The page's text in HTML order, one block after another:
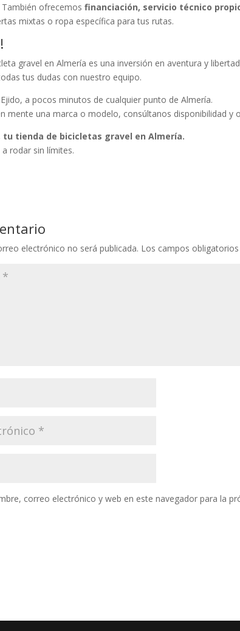
También ofrecemosfinanciación, servicio técnico
mixtas o ropa específica para tus rutas.
gravel en Almería es una inversión en aventura y
tus dudas con nuestro equipo.
a pocos minutos de cualquier punto de Almería.
mente una marca o modelo, consúltanos disponibilidad y
tu tienda de bicicletas gravel en Almería.
rodar sin límites.
electrónico no será publicada. Los campos
correo electrónico y web en este navegador para la